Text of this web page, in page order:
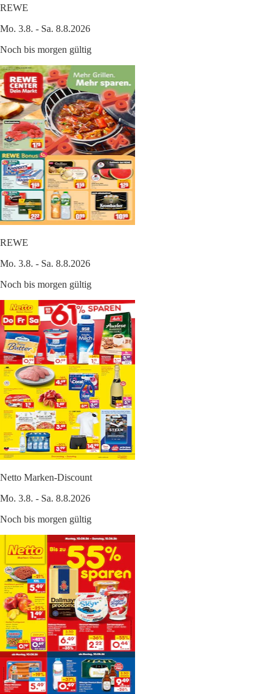
REWE
Mo. 3.8. - Sa. 8.8.2026
Noch bis morgen gültig
REWE
Mo. 3.8. - Sa. 8.8.2026
Noch bis morgen gültig
Netto Marken-Discount
Mo. 3.8. - Sa. 8.8.2026
Noch bis morgen gültig